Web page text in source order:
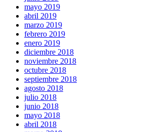
mayo 2019
abril 2019
marzo 2019
febrero 2019
enero 2019
diciembre 2018
noviembre 2018
octubre 2018
septiembre 2018
agosto 2018
julio 2018
junio 2018
mayo 2018
abril 2018